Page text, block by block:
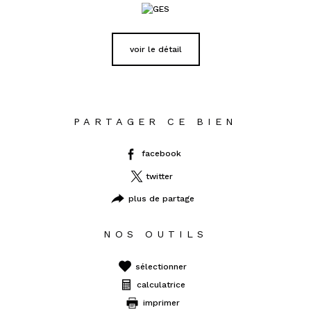
voir le détail
PARTAGER CE BIEN
facebook
twitter
plus de partage
NOS OUTILS
sélectionner
calculatrice
imprimer